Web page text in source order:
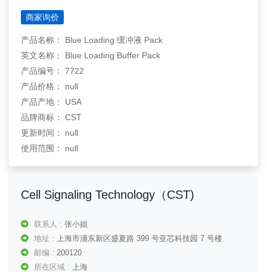
商家询价
产品名称： Blue Loading 缓冲液 Pack
英文名称： Blue Loading Buffer Pack
产品编号： 7722
产品价格： null
产品产地： USA
品牌商标： CST
更新时间： null
使用范围： null
Cell Signaling Technology（CST)
联系人 : 张小姐
地址 : 上海市浦东新区盛夏路 399 号亚芯科技园 7 号楼
邮编 : 200120
所在区域 : 上海